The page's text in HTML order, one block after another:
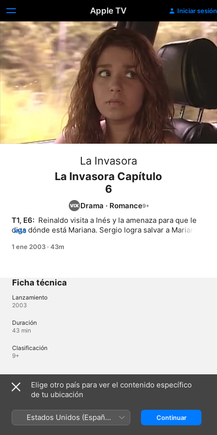
Apple TV Iniciar sesión
La Invasora
La Invasora Capítulo
6
Drama · Romance
T1, E6: Reinaldo visita a Inés y la amenaza para que le
diga dónde está Mariana. Sergio logra salvar a Mariana
que siente por ella. Reinaldo exige a Alberto más
MÁS
1 ene 2003 · 43m
Ficha técnica
Lanzamiento
2003
Duración
43 min
Clasificación
9+
Perú English (UK)
Términos del servicio de internet
Apple TV y la privacidad
Política de cookies
Soporte técnico
Elige otro país para ver el contenido específico
de tu ubicación
Estados Unidos (Español
México)
Continuar